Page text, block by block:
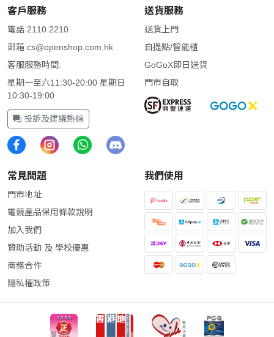
客戶服務
電話 2110 2210
郵箱 cs@openshop.com.hk
客服服務時間:
星期一至六11:30-20:00 星期日
10:30-19:00
投訴及建議熱線
送貨服務
送貨上門
自提點/智能櫃
GoGoX即日送貨
門市自取
常見問題
門市地址
電競產品保用條款說明
加入我們
贊助活動 及 學校優惠
商務合作
隱私權政策
我們使用